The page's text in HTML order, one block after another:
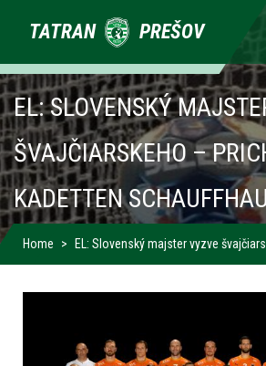
TATRAN PREŠOV
Primárne
odkazy
EL: SLOVENSKÝ
ŠVAJČIARSKEHO –
KADETTEN
Home EL: Slovenský majster vyzve